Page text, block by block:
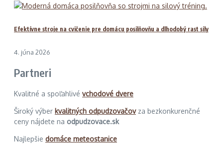
Efektívne stroje na cvičenie pre domácu posilňovňu a dlhodobý rast sily
4. júna 2026
Partneri
Kvalitné a spoľahlivé vchodové dvere
Široký výber kvalitných odpudzovačovza bezkonkurenčné
ceny nájdete na odpudzovace.sk
Najlepšie domáce meteostanice